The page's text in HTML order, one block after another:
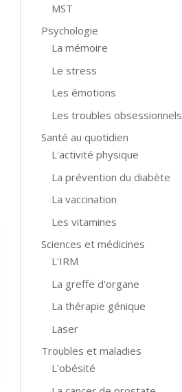
MST
Psychologie
La mémoire
Le stress
Les émotions
Les troubles obsessionnels
Santé au quotidien
L'activité physique
La prévention du diabète
La vaccination
Les vitamines
Sciences et médicines
L'IRM
La greffe d'organe
La thérapie génique
Laser
Troubles et maladies
L'obésité